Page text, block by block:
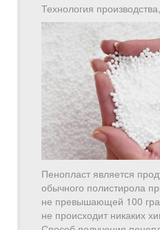
Технология
Пенопласт является
обычного полистирола
не превышающей 100
не происходит никаких